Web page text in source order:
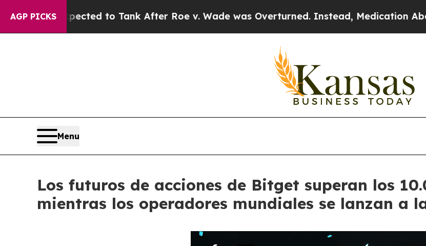
AGP PICKSto Tank After Roe v. Wade was Overturned. Instead, Medication Abortion
Menu
Los futuros de acciones de Bitget superan los
mientras los operadores mundiales se lanzan a